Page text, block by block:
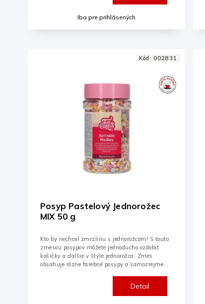
Iba pre prihlásených
Posyp Pastelový Jednorožec
MIX 50 g
Detail
Kto by nechcel zmrzlinu s jednorožcom! S touto
zmesou posypov môžete jednoducho ozdobiť
košíčky a ďalšie v štýle jednorožca. Zmes
obsahuje rôzne farebné posypy a samozrejme...
Kód: 002831